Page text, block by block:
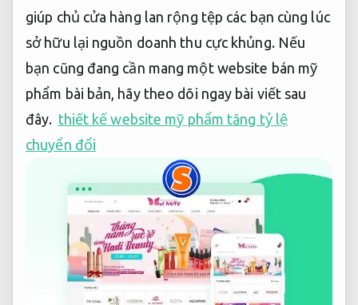
giúp chủ cửa hàng lan rộng tệp các bạn cùng lúc
sở hữu lại nguồn doanh thu cực khủng. Nếu
bạn cũng đang cần mang một website bán mỹ
phẩm bài bản, hãy theo dõi ngay bài viết sau
đây. thiết kế website mỹ phẩm tăng tỷ lệ
chuyển đổi